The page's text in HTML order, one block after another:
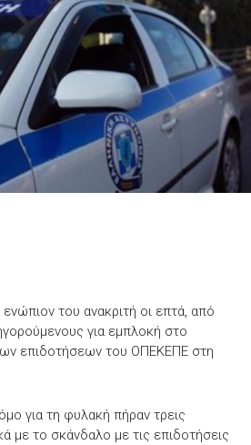
του ανακριτή οι επτά, από
για εμπλοκή στο
επιδοτήσεων του ΟΠΕΚΕΠΕ στη
για τη φυλακή πήραν τρεις
με το σκάνδαλο με τις επιδοτήσεις